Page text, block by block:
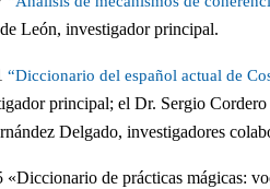
León, investigador principal.
“Diccionario del español actual de
principal; el Dr. Sergio
Delgado, investigadores
de prácticas mágicas: